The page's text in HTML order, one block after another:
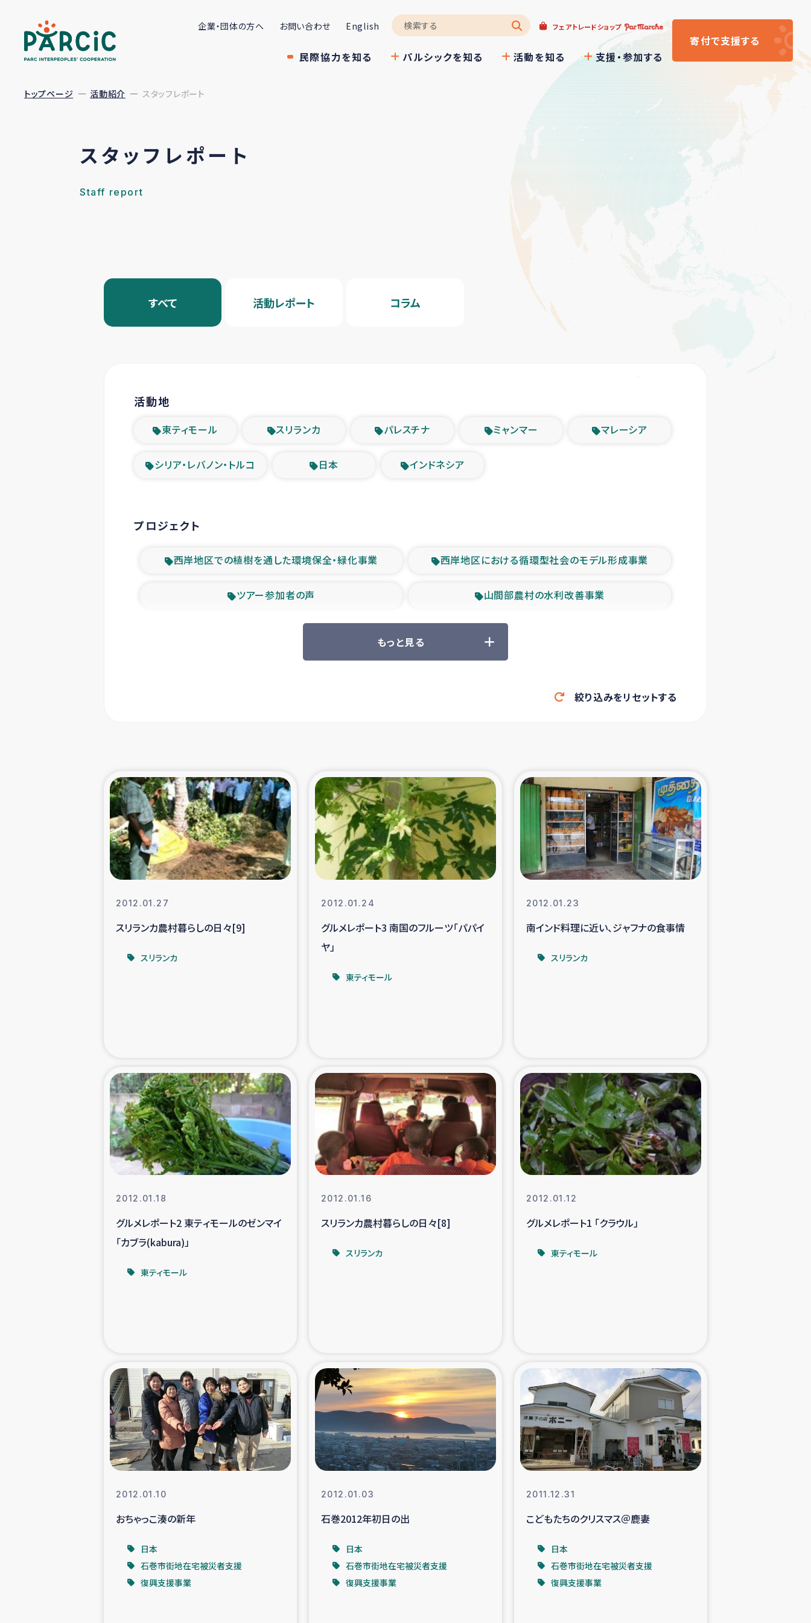
企業・団体の方へ お問い合わせ English フェアトレードショップ
民際協力を知る パルシックを知る 活動を知る 支援・参加する
寄付で支援する
トップページ 活動紹介 スタッフレポート
スタッフレポート
Staff report
すべて 活動レポート コラム
活動地
東ティモール スリランカ パレスチナ ミャンマー マレーシア
シリア・レバノン・トルコ 日本 インドネシア
プロジェクト
西岸地区での植樹を通した環境保全・緑化事業 西岸地区における循環型社会のモデル形成事業
ツアー参加者の声 山間部農村の水利改善事業
緊急救援の時代 森林保全型農業の支援事業
東ティモール豪雨緊急支援 大雨による洪水被災者支援
シリア国内避難民・帰還民の生活再建支援
スリランカ 緊急人道支援 スリランカ南部洪水被災者支援
スリランカの南北女性をつなぐサリー・リサイクル・プロジ
ェクト
復興支援事業
令和6年能登半島地震 緊急支援
ミャンマー緊急支援
レバノンでのシリア難民への教育支援事業 レバノンでのシリア難民・レバノン人への農業支援
海外ルーツの市民との共生 神原ゼミxパルシック
石巻市街地在宅被災者支援 復興応援隊の活動
仮設住宅生活支援・農業復興支援 漁業復興支援
緊急支援事業 女性の生計向上を通じた子どもの栄養改善事業
民際教育 食べる
トルコ・シリア地震被災者支援 デニヤヤ小規模紅茶農家支援
アイナロ県マウベシ郡でのコーヒー畑改善事業
ベイルート大規模爆発被災者支援 女性の生計向上支援
アグロフォレストリー（カカオ）事業
もっと見る
絞り込みをリセットする
2012.01.27
スリランカ農村暮らしの日々[9]
スリランカ
2012.01.24
グルメレポート3 南国のフルーツ「パパイ
ヤ」
東ティモール
2012.01.23
南インド料理に近い、ジャフナの食事情
スリランカ
2012.01.18
グルメレポート2 東ティモールのゼンマイ
「カブラ(kabura)」
東ティモール
2012.01.16
スリランカ農村暮らしの日々[8]
スリランカ
2012.01.12
グルメレポート1 「クラウル」
東ティモール
2012.01.10
おちゃっこ湊の新年
日本
石巻市街地在宅被災者支援
復興支援事業
2012.01.03
石巻2012年初日の出
日本
石巻市街地在宅被災者支援
復興支援事業
2011.12.31
こどもたちのクリスマス＠鹿妻
日本
石巻市街地在宅被災者支援
復興支援事業